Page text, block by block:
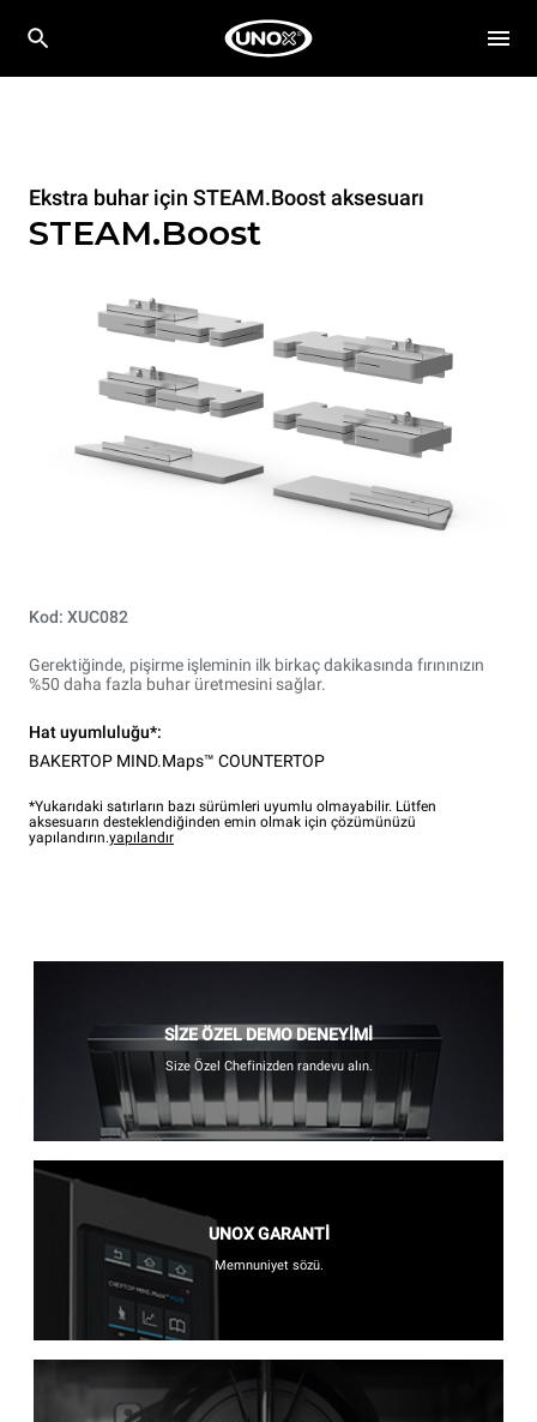
Ekstra buhar için STEAM.Boost aksesuarı
STEAM.Boost
Kod: XUC082
Gerektiğinde, pişirme işleminin ilk birkaç dakikasında fırınınızın
%50 daha fazla buhar üretmesini sağlar.
Hat uyumluluğu*:
BAKERTOP MIND.Maps™ COUNTERTOP
*Yukarıdaki satırların bazı sürümleri uyumlu olmayabilir. Lütfen
aksesuarın desteklendiğinden emin olmak için çözümünüzü
yapılandırın.yapılandır
SİZE ÖZEL DEMO DENEYİMİ
Size Özel Chefinizden randevu alın.
UNOX GARANTİ
Memnuniyet sözü.